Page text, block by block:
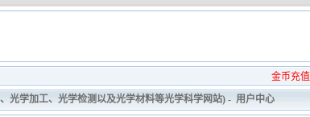
金币充值
光学加工、光学检测以及光学材料等光学科学网站) -用户中心